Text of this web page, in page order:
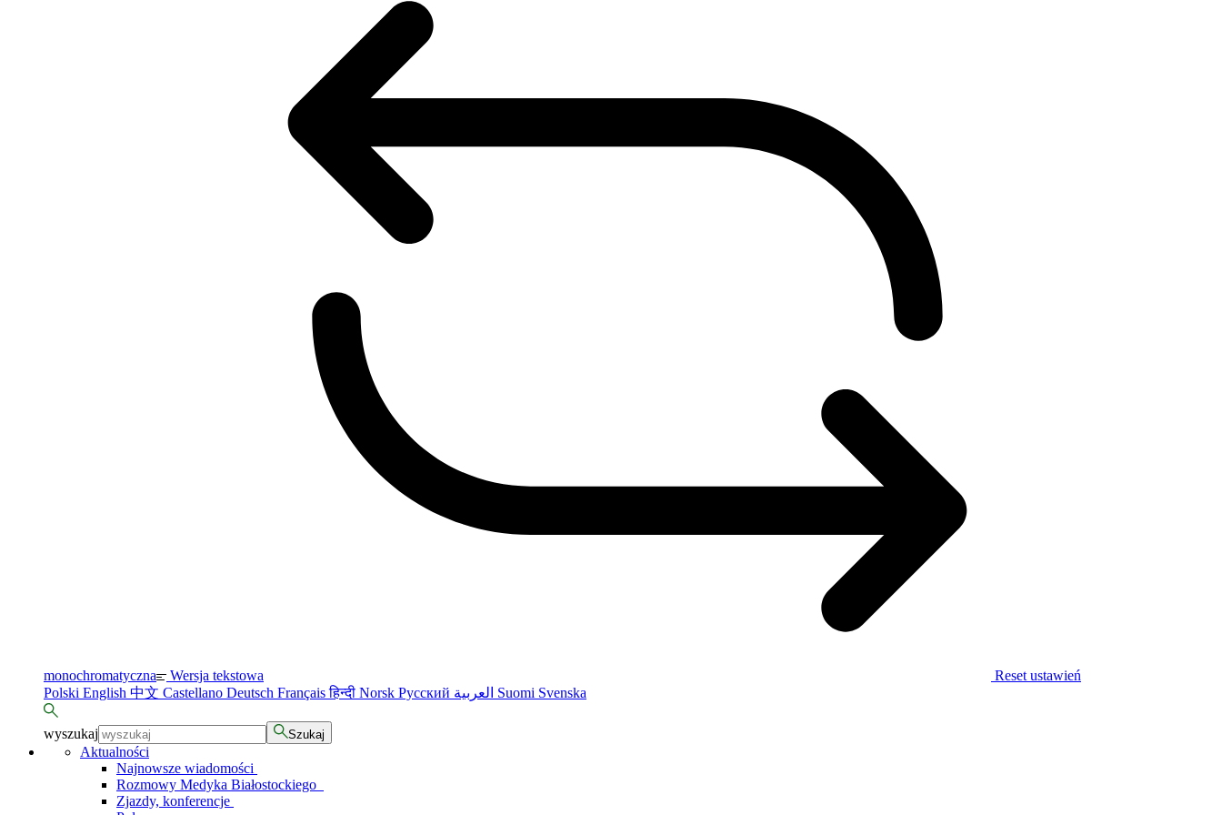
monochromatyczna Wersja tekstowa
Reset ustawień
Polski English 中文 Castellano Deutsch Françaisहिन्दी Norsk Русский Suomi Svenska
wyszukaj Szukaj
Aktualności
Najnowsze wiadomości
Rozmowy Medyka Białostockiego
Zjazdy, konferencje